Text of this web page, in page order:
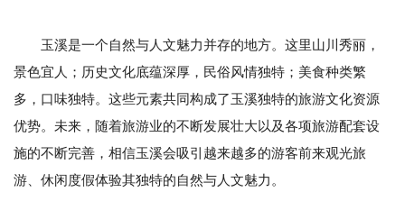
玉溪是一个自然与人文魅力并存的地方。这里山川秀丽，
景色宜人；历史文化底蕴深厚，民俗风情独特；美食种类繁
多，口味独特。这些元素共同构成了玉溪独特的旅游文化资源
优势。未来，随着旅游业的不断发展壮大以及各项旅游配套设
施的不断完善，相信玉溪会吸引越来越多的游客前来观光旅
游、休闲度假体验其独特的自然与人文魅力。